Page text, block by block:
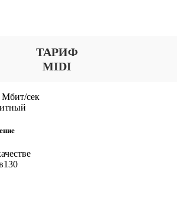
ТАРИФ
MIDI
Мбит/сек
130